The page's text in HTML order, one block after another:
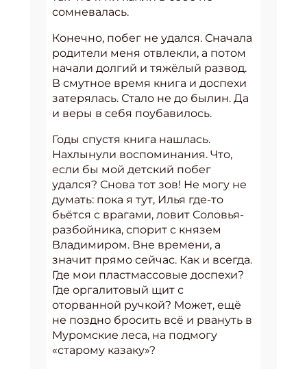
сомневалась.
Конечно, побег не удался. Сначала
родители меня отвлекли, а потом
начали долгий и тяжёлый развод.
В смутное время книга и доспехи
затерялась. Стало не до былин. Да
и веры в себя поубавилось.
Годы спустя книга нашлась.
Нахлынули воспоминания. Что,
если бы мой детский побег
удался? Снова тот зов! Не могу не
думать: пока я тут, Илья где-то
бьётся с врагами, ловит Соловья-
разбойника, спорит с князем
Владимиром. Вне времени, а
значит прямо сейчас. Как и всегда.
Где мои пластмассовые доспехи?
Где оргалитовый щит с
оторванной ручкой? Может, ещё
не поздно бросить всё и рвануть в
Муромские леса, на подмогу
«старому казаку»?